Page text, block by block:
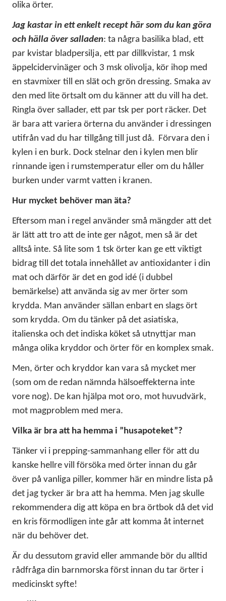
olika örter.
Jag kastar in ett enkelt recept här som du kan göra
och hälla över salladen: ta några basilika blad, ett
par kvistar bladpersilja, ett par dillkvistar, 1 msk
äppelcidervinäger och 3 msk olivolja, kör ihop med
en stavmixer till en slät och grön dressing. Smaka av
den med lite örtsalt om du känner att du vill ha det.
Ringla över sallader, ett par tsk per port räcker. Det
är bara att variera örterna du använder i dressingen
utifrån vad du har tillgång till just då. Förvara den i
kylen i en burk. Dock stelnar den i kylen men blir
rinnande igen i rumstemperatur eller om du håller
burken under varmt vatten i kranen.
Hur mycket behöver man äta?
Eftersom man i regel använder små mängder att det
är lätt att tro att de inte ger något, men så är det
alltså inte. Så lite som 1 tsk örter kan ge ett viktigt
bidrag till det totala innehållet av antioxidanter i din
mat och därför är det en god idé (i dubbel
bemärkelse) att använda sig av mer örter som
krydda. Man använder sällan enbart en slags ört
som krydda. Om du tänker på det asiatiska,
italienska och det indiska köket så utnyttjar man
många olika kryddor och örter för en komplex smak.
Men, örter och kryddor kan vara så mycket mer
(som om de redan nämnda hälsoeffekterna inte
vore nog). De kan hjälpa mot oro, mot huvudvärk,
mot magproblem med mera.
Vilka är bra att ha hemma i ”husapoteket”?
Tänker vi i prepping-sammanhang eller för att du
kanske hellre vill försöka med örter innan du går
över på vanliga piller, kommer här en mindre lista på
det jag tycker är bra att ha hemma. Men jag skulle
rekommendera dig att köpa en bra örtbok då det vid
en kris förmodligen inte går att komma åt internet
när du behöver det.
Är du dessutom gravid eller ammande bör du alltid
rådfråga din barnmorska först innan du tar örter i
medicinskt syfte!